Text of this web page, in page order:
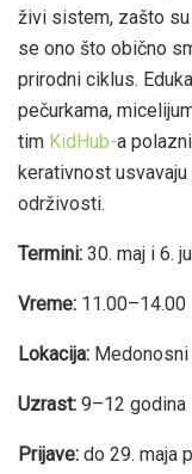
živi sistem, zašto su
se ono što obično
prirodni ciklus.
pečurkama,
tim KidHub-a
kerativnost
održivosti.
Termini: 30. maj i 6.
Vreme: 11.00–14.00
Lokacija:
Uzrast: 9–12 godina
Prijave: do 29. maja